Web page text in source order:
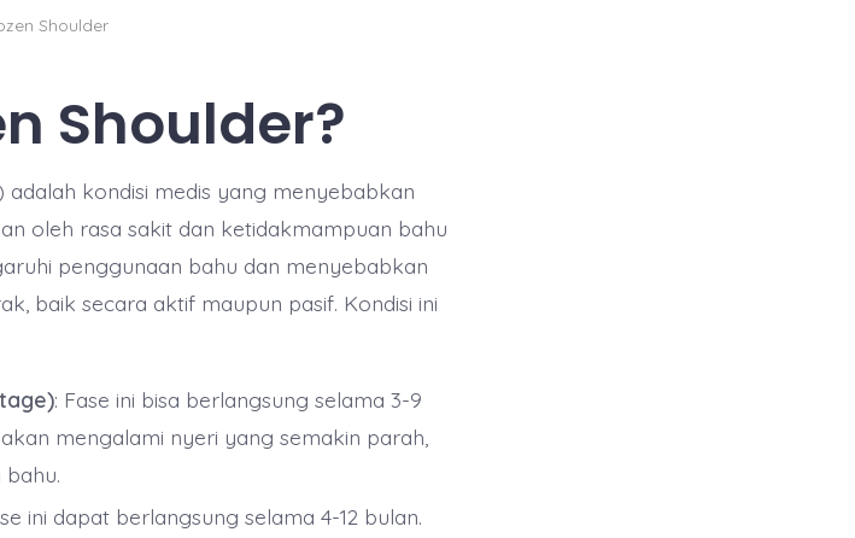
Shoulder
Shoulder?
adalah kondisi medis yang menyebabkan
oleh rasa sakit dan ketidakmampuan bahu
penggunaan bahu dan menyebabkan
baik secara aktif maupun pasif. Kondisi ini
: Fase ini bisa berlangsung selama 3-9
mengalami nyeri yang semakin parah,
ini dapat berlangsung selama 4-12 bulan.